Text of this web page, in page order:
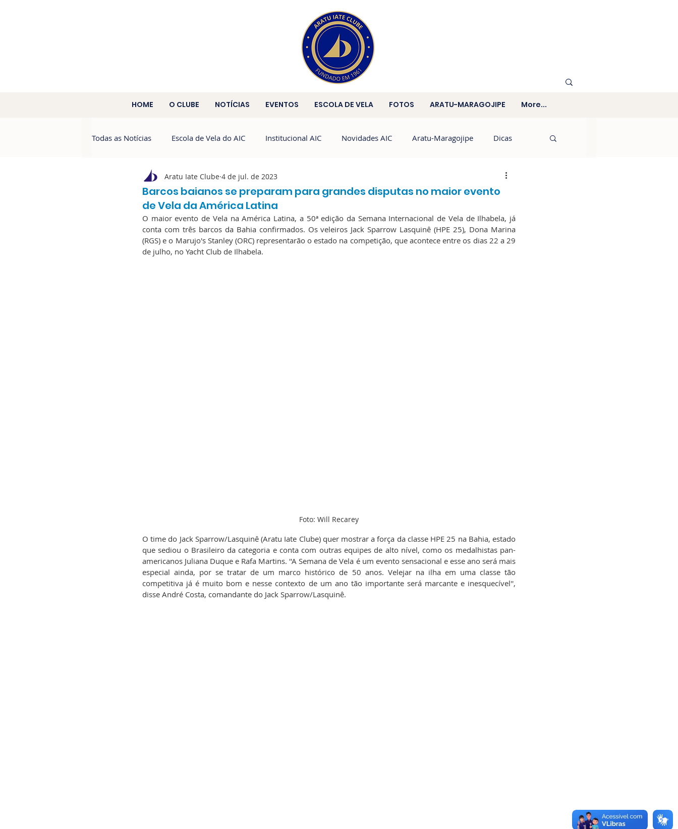
HOME O CLUBE NOTÍCIAS EVENTOS ESCOLA DE VELA FOTOS ARATU-MARAGOJIPE More...
Todas as Notícias Escola de Vela do AIC Institucional AIC Novidades AIC Aratu-Maragojipe Dicas
Aratu 60 Anos Campeonato Brasileiro de HPE25
Barcos baianos se preparam para grandes disputas no maior evento
de Vela da América Latina
Aratu Iate Clube 4 de jul. de 2023
O maior evento de Vela na América Latina, a 50ª edição da Semana Internacional de Vela de Ilhabela, já
conta com três barcos da Bahia confirmados. Os veleiros Jack Sparrow Lasquinê (HPE 25), Dona Marina
(RGS) e o Marujo's Stanley (ORC) representarão o estado na competição, que acontece entre os dias 22 a 29
de julho, no Yacht Club de Ilhabela.
Foto: Will Recarey
O time do Jack Sparrow/Lasquinê (Aratu Iate Clube) quer mostrar a força da classe HPE 25 na Bahia, estado
que sediou o Brasileiro da categoria e conta com outras equipes de alto nível, como os medalhistas pan-
americanos Juliana Duque e Rafa Martins. ''A Semana de Vela é um evento sensacional e esse ano será mais
especial ainda, por se tratar de um marco histórico de 50 anos. Velejar na ilha em uma classe tão
competitiva já é muito bom e nesse contexto de um ano tão importante será marcante e inesquecível'',
disse André Costa, comandante do Jack Sparrow/Lasquinê.